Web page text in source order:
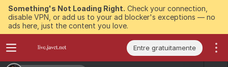
Something's Not Loading Right. Check your connection,
disable VPN, or add us to your ad blocker's exceptions — no
ads here, just the content you love.
Entre gratuitamente